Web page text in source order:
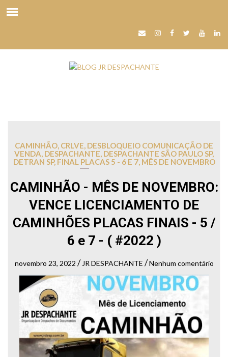
CAMINHÃO, CRLVE, DESBLOQUEIO COMUNICAÇÃO DE
VENDA, DESPACHANTE, DESPACHANTE SÃO PAULO SP,
DETRAN SP, FINAL PLACAS 5 - 6 E 7, MÊS DE NOVEMBRO
CAMINHÃO - MÊS DE NOVEMBRO:
VENCE LICENCIAMENTO DE
CAMINHÕES PLACAS FINAIS - 5 /
6 e 7 - ( #2022 )
novembro 23, 2022 / JR DESPACHANTE /Nenhum comentário